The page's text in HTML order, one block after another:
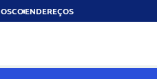
ENDEREÇOS